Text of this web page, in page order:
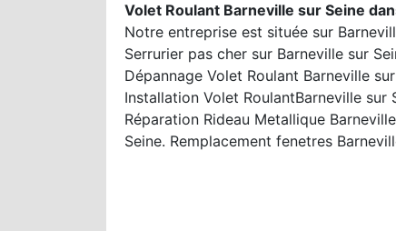
Volet Roulant Barneville sur Seine
Notre entreprise est située sur
Serrurier pas cher sur Barneville sur
Dépannage Volet Roulant Barneville
Installation Volet RoulantBarneville sur
Réparation Rideau Metallique
Seine. Remplacement fenetres